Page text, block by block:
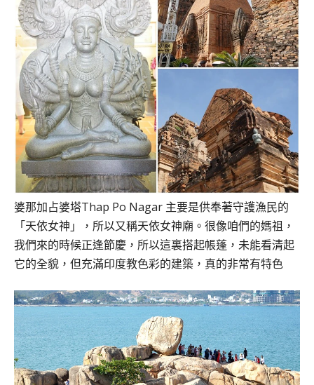
婆那加占婆塔Thap Po Nagar 主要是供奉著守護漁民的
「天依女神」，所以又稱天依女神廟。很像咱們的媽祖，
我們來的時候正逢節慶，所以這裏搭起帳蓬，未能看清起
它的全貌，但充滿印度教色彩的建築，真的非常有特色